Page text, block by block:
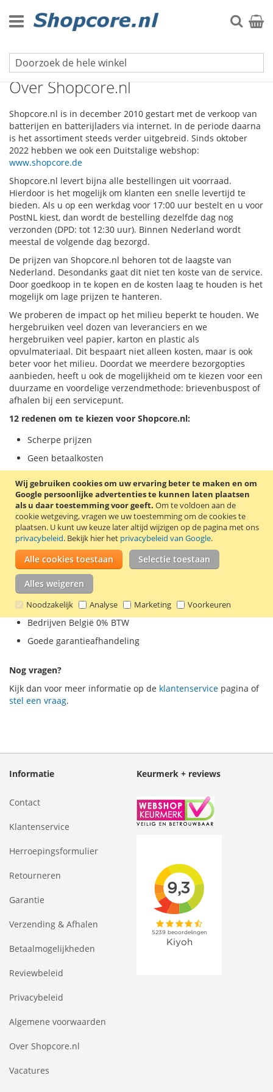
Wij gebruiken cookies om uw ervaring beter te maken en om
Google persoonlijke advertenties te kunnen laten plaatsen
als u daar toestemming voor geeft. Om te voldoen aan de
cookie wetgeving, vragen we uw toestemming om de cookies te
plaatsen. U kunt uw keuze later altijd wijzigen op de pagina met ons
privacybeleid. Bekijk hier het privacybeleid van Google.
Alle cookies toestaan Selectie toestaan
Alles weigeren
Noodzakelijk Analyse Marketing Voorkeuren
naar
de
Zoek
Klantenservice
Over Shopcore.nl
Shopcore.nl is in december 2010 gestart met de verkoop van
batterijen en batterijladers via internet. In de periode daarna
is het assortiment steeds verder uitgebreid. Sinds oktober
2022 hebben we ook een Duitstalige webshop:
www.shopcore.de
Shopcore.nl levert bijna alle bestellingen uit voorraad.
Hierdoor is het mogelijk om klanten een snelle levertijd te
bieden. Als u op een werkdag voor 17:00 uur bestelt en u voor
PostNL kiest, dan wordt de bestelling dezelfde dag nog
verzonden (DPD: tot 12:30 uur). Binnen Nederland wordt
meestal de volgende dag bezorgd.
De prijzen van Shopcore.nl behoren tot de laagste van
Nederland. Desondanks gaat dit niet ten koste van de service.
Door goedkoop in te kopen en de kosten laag te houden is het
mogelijk om lage prijzen te hanteren.
We proberen de impact op het milieu beperkt te houden. We
hergebruiken veel dozen van leveranciers en we
hergebruiken veel papier, karton en plastic als
opvulmateriaal. Dit bespaart niet alleen kosten, maar is ook
beter voor het milieu. Doordat we meerdere bezorgopties
aanbieden, heeft u ook de mogelijkheid om te kiezen voor een
duurzame en voordelige verzendmethode: brievenbuspost of
afhalen bij een servicepunt.
12 redenen om te kiezen voor Shopcore.nl:
Scherpe prijzen
Geen betaalkosten
Snelle levering
Bijna alles op voorraad
Voorraadweergave
Uitgebreid assortiment
Overzichtelijke website
28 Dagen recht van retour
Alle prijzen inclusief BTW
Bedrijven België 0% BTW
Goede garantieafhandeling
Nog vragen?
Kijk dan voor meer informatie op de klantenservice pagina of
stel een vraag.
Informatie
Contact
Klantenservice
Herroepingsformulier
Retourneren
Garantie
Verzending & Afhalen
Betaalmogelijkheden
Reviewbeleid
Privacybeleid
Algemene voorwaarden
Over Shopcore.nl
Vacatures
Keurmerk + reviews